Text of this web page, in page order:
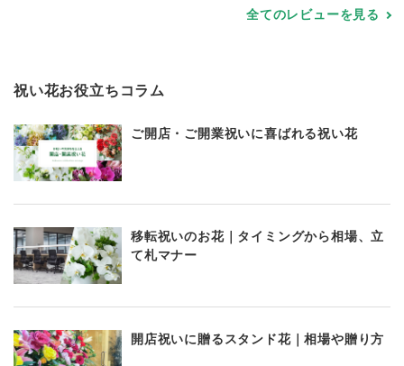
全てのレビューを見る
祝い花お役立ちコラム
ご開店・ご開業祝いに喜ばれる祝い花
移転祝いのお花｜タイミングから相場、立
て札マナー
開店祝いに贈るスタンド花｜相場や贈り方